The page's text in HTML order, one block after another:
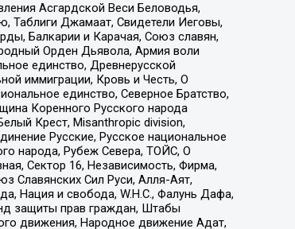
Асгардской Веси Беловодья,
Таблиги Джамаат, Свидетели Иеговы,
Балкарии и Карачая, Союз славян,
Орден Дьявола, Армия воли
единство, Древнерусской
иммиграции, Кровь и Честь, О
единство, Северное Братство,
Коренного Русского народа
Крест, Misanthropic division,
Русские, Русское национальное
народа, Рубеж Севера, ТОЙС, О
Сектор 16, Независимость, Фирма,
Славянских Сил Руси, Алля-Аят,
Нация и свобода, W.H.С., Фалунь Дафа,
защиты прав граждан, Штабы
движения, Народное движение Адат,